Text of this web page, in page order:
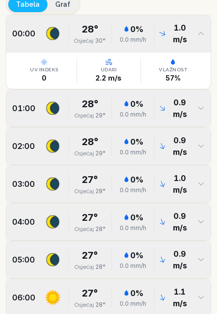
Tabela
Graf
00:00 28°
Osjećaj 30°
0%
0.0 mm/h
1.0
m/s
UV INDEKS
0
UDARI
2.2 m/s
VLAŽNOST
57%
01:00 28°
Osjećaj 29°
0%
0.0 mm/h
0.9
m/s
02:00 28°
Osjećaj 29°
0%
0.0 mm/h
0.9
m/s
03:00 27°
Osjećaj 28°
0%
0.0 mm/h
1.0
m/s
04:00 27°
Osjećaj 28°
0%
0.0 mm/h
0.9
m/s
05:00 27°
Osjećaj 28°
0%
0.0 mm/h
0.9
m/s
06:00 27°
Osjećaj 28°
0%
0.0 mm/h
1.1
m/s